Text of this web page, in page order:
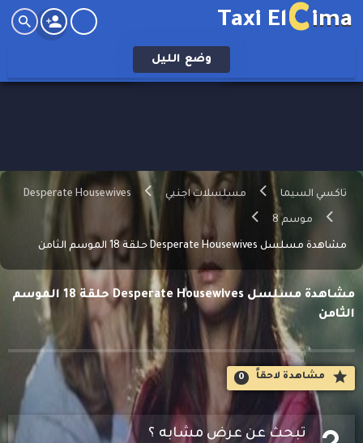
Taxi ElCima
وضع الليل
تاكسي السيما مسلسلات اجنبي Desperate Housewives
موسم 8
مشاهدة مسلسل Desperate Housewives حلقة 18 الموسم الثامن
مشاهدة مسلسل Desperate Housewives حلقة 18 الموسم
الثامن
مشاهدة لاحقاََ 0
تبحث عن عرض مشابه ؟